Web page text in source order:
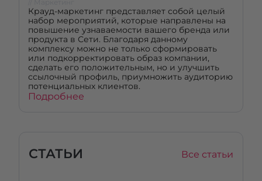
СТАТЬИ Все статьи
Крауд-маркетинг представляет собой целый
набор мероприятий, которые направлены на
повышение узнаваемости вашего бренда или
продукта в Сети. Благодаря данному
комплексу можно не только сформировать
или подкорректировать образ компании,
сделать его положительным, но и улучшить
ссылочный профиль, приумножить аудиторию
потенциальных клиентов.
Подробнее